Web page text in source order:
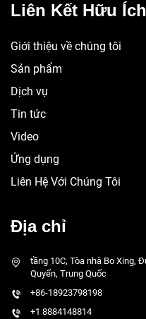
Liên Kết Hữu Ích
Giới thiệu về chúng tôi
Sản phẩm
Dịch vụ
Tin tức
Video
Ứng dụng
Liên Hệ Với Chúng Tôi
Địa chỉ
tầng 10C, Tòa nhà Bo Xing,
Quyến, Trung Quốc
+86-18923798198
+1 8884148814